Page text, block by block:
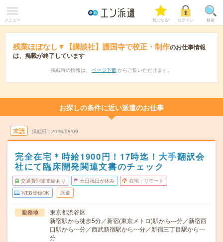
メニュー 気になる! ログイン 検索
残業ほぼなし▼【講談社】護国寺で校正・制作のお仕事情報
は、掲載が終了しています
掲載時の情報は、 ページ下部 からご覧いただけます。
お探しの条件に近い派遣のお仕事
未読 掲載日 2026/08/09
完全在宅＊時給1900円！17時迄！大手翻訳会
社にて臨床開発関連文書のチェック
交通費別途支給あり 土日祝日が休み 在宅・リモート
WEB登録OK 派遣
勤務地
東京都渋谷区
新宿駅から徒歩5分／新宿(東京メトロ)駅から---分／新宿西
口駅から---分／西武新宿駅から---分／新宿三丁目駅から---
分